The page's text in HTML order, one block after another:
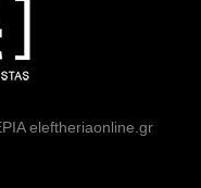
eleftheriaonline.gr